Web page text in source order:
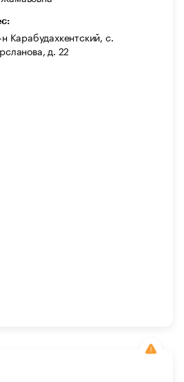
Карабудахкентский, с.
д. 22